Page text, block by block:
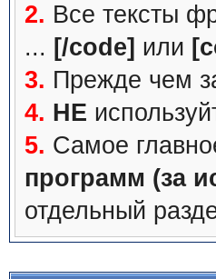
2. Все тексты
... [/code] или
3. Прежде чем
4. НЕ
5. Самое
программ (за
отдельный